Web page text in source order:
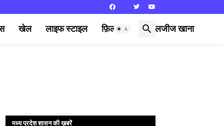
खेल लाइफ स्टाइल फ़िल्मी दुनिया लजीज खाना
मध्य प्रदेश शासन की ख़बरें